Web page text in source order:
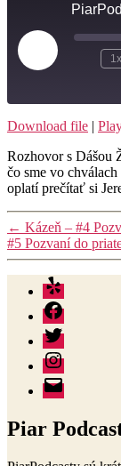
Play
Episode
Rewind
1x
RSS FEED
LINK
EMBED
Download file |
Rozhovor s Dášou
čo sme vo
oplatí prečítať si
← Kázeň – #4
#5 Pozvaní do
Yelp
Facebook
Twitter
Instagram
E-
mail
Piar